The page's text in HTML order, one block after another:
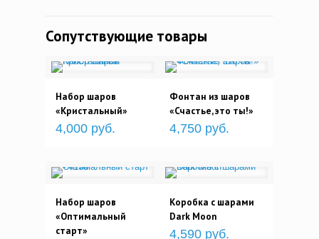
Сопутствующие товары
Набор шаров
«Кристальный»
4,000 руб.
Фонтан из шаров
«Счастье, это ты!»
4,750 руб.
Набор шаров
«Оптимальный
старт»
Коробка с шарами
Dark Moon
4,590 руб.